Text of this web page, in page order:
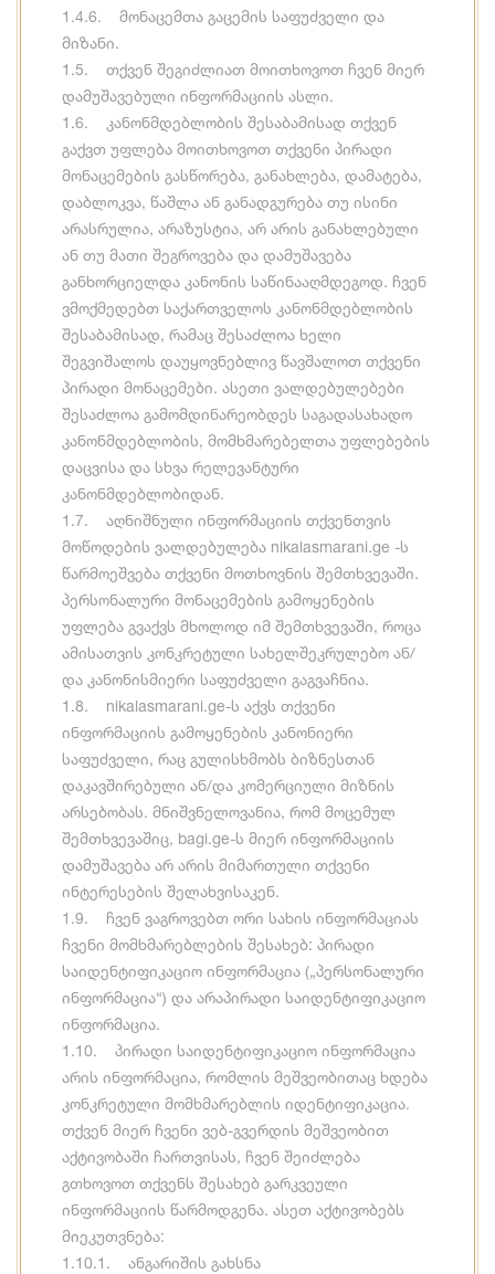
1.4.6. მონაცემთა გაცემის საფუძველი და
მიზანი.
1.5. თქვენ შეგიძლიათ მოითხოვოთ ჩვენ მიერ
დამუშავებული ინფორმაციის ასლი.
1.6. კანონმდებლობის შესაბამისად თქვენ
გაქვთ უფლება მოითხოვოთ თქვენი პირადი
მონაცემების გასწორება, განახლება, დამატება,
დაბლოკვა, წაშლა ან განადგურება თუ ისინი
არასრულია, არაზუსტია, არ არის განახლებული
ან თუ მათი შეგროვება და დამუშავება
განხორციელდა კანონის საწინააღმდეგოდ. ჩვენ
ვმოქმედებთ საქართველოს კანონმდებლობის
შესაბამისად, რამაც შესაძლოა ხელი
შეგვიშალოს დაუყოვნებლივ წავშალოთ თქვენი
პირადი მონაცემები. ასეთი ვალდებულებები
შესაძლოა გამომდინარეობდეს საგადასახადო
კანონმდებლობის, მომხმარებელთა უფლებების
დაცვისა და სხვა რელევანტური
კანონმდებლობიდან.
1.7. აღნიშნული ინფორმაციის თქვენთვის
მოწოდების ვალდებულება nikalasmarani.ge -ს
წარმოეშვება თქვენი მოთხოვნის შემთხვევაში.
პერსონალური მონაცემების გამოყენების
უფლება გვაქვს მხოლოდ იმ შემთხვევაში, როცა
ამისათვის კონკრეტული სახელშეკრულებო ან/
და კანონისმიერი საფუძველი გაგვაჩნია.
1.8. nikalasmarani.ge-ს აქვს თქვენი
ინფორმაციის გამოყენების კანონიერი
საფუძველი, რაც გულისხმობს ბიზნესთან
დაკავშირებული ან/და კომერციული მიზნის
არსებობას. მნიშვნელოვანია, რომ მოცემულ
შემთხვევაშიც, bagi.ge-ს მიერ ინფორმაციის
დამუშავება არ არის მიმართული თქვენი
ინტერესების შელახვისაკენ.
1.9. ჩვენ ვაგროვებთ ორი სახის ინფორმაციას
ჩვენი მომხმარებლების შესახებ: პირადი
საიდენტიფიკაციო ინფორმაცია („პერსონალური
ინფორმაცია“) და არაპირადი საიდენტიფიკაციო
ინფორმაცია.
1.10. პირადი საიდენტიფიკაციო ინფორმაცია
არის ინფორმაცია, რომლის მეშვეობითაც ხდება
კონკრეტული მომხმარებლის იდენტიფიკაცია.
თქვენ მიერ ჩვენი ვებ-გვერდის მეშვეობით
აქტივობაში ჩართვისას, ჩვენ შეიძლება
გთხოვოთ თქვენს შესახებ გარკვეული
ინფორმაციის წარმოდგენა. ასეთ აქტივობებს
მიეკუთვნება:
1.10.1. ანგარიშის გახსნა